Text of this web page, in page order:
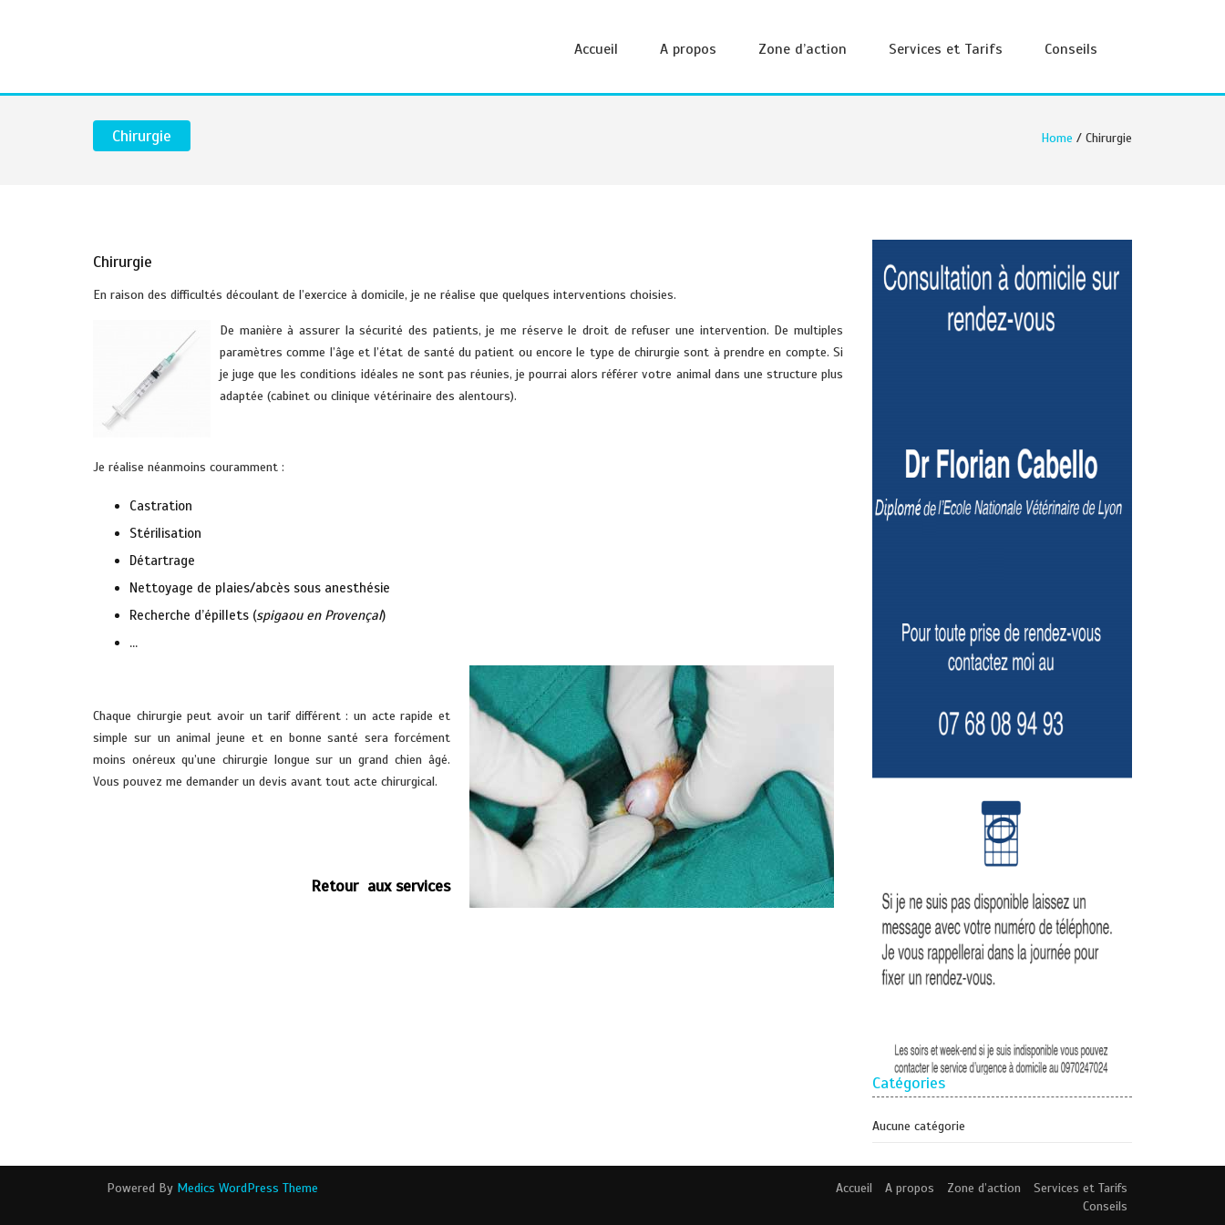
Accueil A propos Zone d’action Services et Tarifs Conseils
Chirurgie Home / Chirurgie
Chirurgie
En raison des difficultés découlant de l’exercice à domicile, je ne réalise que quelques interventions choisies.
De manière à assurer la sécurité des patients, je me réserve le droit de refuser une intervention. De multiples
paramètres comme l’âge et l’état de santé du patient ou encore le type de chirurgie sont à prendre en compte. Si
je juge que les conditions idéales ne sont pas réunies, je pourrai alors référer votre animal dans une structure plus
adaptée (cabinet ou clinique vétérinaire des alentours).
Je réalise néanmoins couramment :
Castration
Stérilisation
Détartrage
Nettoyage de plaies/abcès sous anesthésie
Recherche d’épillets (spigaou en Provençal)
…
Chaque chirurgie peut avoir un tarif différent : un acte rapide et
simple sur un animal jeune et en bonne santé sera forcément
moins onéreux qu’une chirurgie longue sur un grand chien âgé.
Vous pouvez me demander un devis avant tout acte chirurgical.
Retour aux services
Catégories
Aucune catégorie
Powered By Medics WordPress Theme Accueil A propos Zone d’action
Services et Tarifs
Conseils